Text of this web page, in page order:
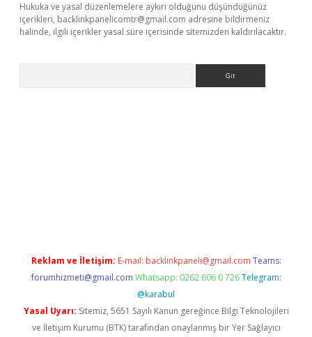
Hukuka ve yasal düzenlemelere aykırı olduğunu düşündüğünüz
içerikleri, backlinkpanelicomtr@gmail.com adresine bildirmeniz
halinde, ilgili içerikler yasal süre içerisinde sitemizden kaldırılacaktır.
Reklam ve İletişim: E-mail: backlinkpaneli@gmail.com Teams:
forumhizmeti@gmail.com Whatsapp: 0262 606 0 726 Telegram:
@karabul
Yasal Uyarı: Sitemiz, 5651 Sayılı Kanun gereğince Bilgi Teknolojileri
ve İletişim Kurumu (BTK) tarafından onaylanmış bir Yer Sağlayıcı